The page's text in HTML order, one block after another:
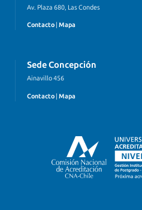
Av. Plaza 680, Las Condes
Contacto | Mapa
Sede Concepción
Ainavillo 456
Contacto | Mapa